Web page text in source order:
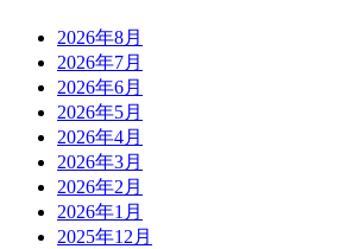
2026年8月
2026年7月
2026年6月
2026年5月
2026年4月
2026年3月
2026年2月
2026年1月
2025年12月